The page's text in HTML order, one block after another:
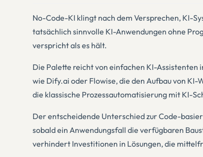
No-Code-KI klingt nach dem Versprechen, KI-
tatsächlich sinnvolle KI-Anwendungen ohne
verspricht als es hält.
Die Palette reicht von einfachen KI-Assistenten
wie Dify.ai oder Flowise, die den Aufbau von
die klassische Prozessautomatisierung mit KI-
Der entscheidende Unterschied zur Code-
sobald ein Anwendungsfall die verfügbaren
verhindert Investitionen in Lösungen, die